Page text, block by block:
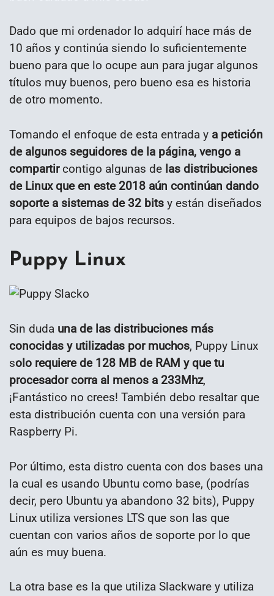
Dado que mi ordenador lo adquirí hace más de
10 años y continúa siendo lo suficientemente
bueno para que lo ocupe aun para jugar algunos
títulos muy buenos, pero bueno esa es historia
de otro momento.
Tomando el enfoque de esta entrada y a petición
de algunos seguidores de la página, vengo a
compartircontigo algunas de las distribuciones
de Linux que en este 2018 aún continúan dando
soporte a sistemas de 32 bits y están diseñados
para equipos de bajos recursos.
Puppy Linux
Sin duda una de las distribuciones más
conocidas y utilizadas por muchos, Puppy Linux
solo requiere de 128 MB de RAM y que tu
procesador corra al menos a 233Mhz,
¡Fantástico no crees! También debo resaltar que
esta distribución cuenta con una versión para
Raspberry Pi.
Por último, esta distro cuenta con dos bases una
la cual es usando Ubuntu como base, (podrías
decir, pero Ubuntu ya abandono 32 bits), Puppy
Linux utiliza versiones LTS que son las que
cuentan con varios años de soporte por lo que
aún es muy buena.
La otra base es la que utiliza Slackware y utiliza